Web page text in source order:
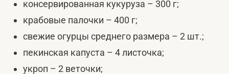
консервированная кукуруза – 300 г;
крабовые палочки – 400 г;
свежие огурцы среднего размера – 2 шт.;
пекинская капуста – 4 листочка;
укроп – 2 веточки;